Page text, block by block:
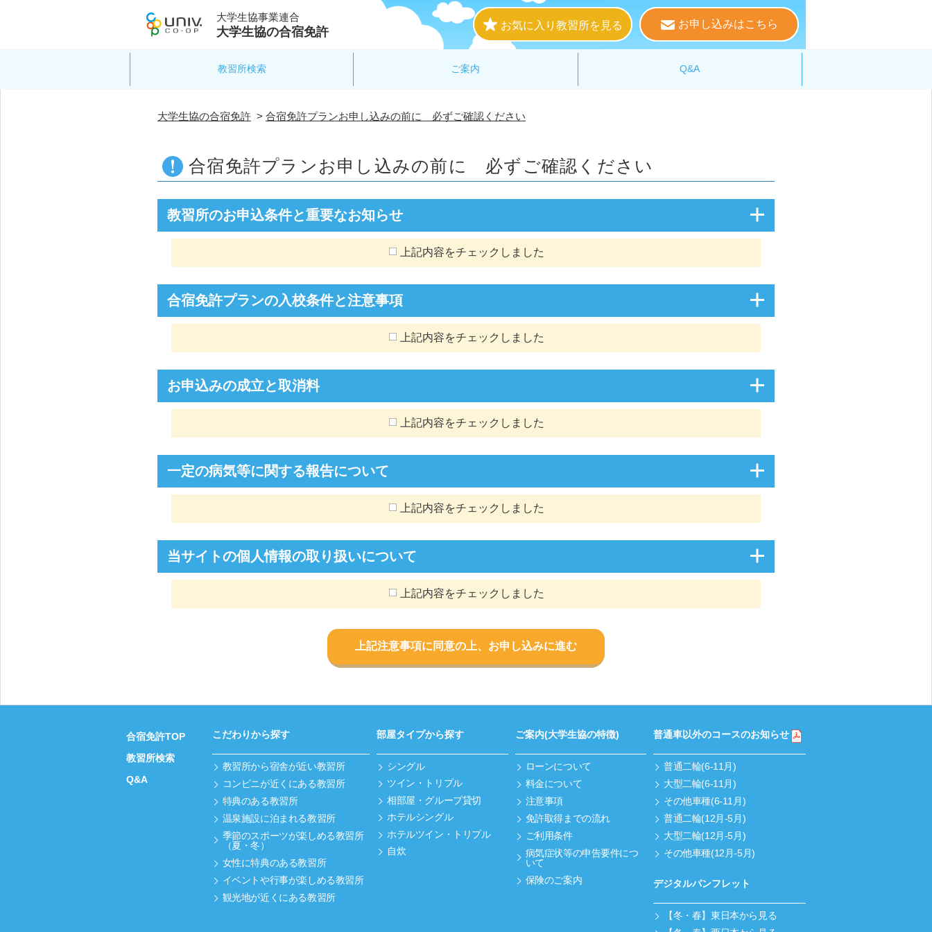
大学生協事業連合
大学生協の合宿免許 お気に入り教習所を見る お申し込みはこちら
教習所検索 ご案内 Q&A
大学生協の合宿免許 > 合宿免許プランお申し込みの前に 必ずご確認ください
合宿免許プランお申し込みの前に 必ずご確認ください
教習所のお申込条件と重要なお知らせ
上記内容をチェックしました
合宿免許プランの入校条件と注意事項
上記内容をチェックしました
お申込みの成立と取消料
上記内容をチェックしました
一定の病気等に関する報告について
上記内容をチェックしました
当サイトの個人情報の取り扱いについて
上記内容をチェックしました
上記注意事項に同意の上、お申し込みに進む
合宿免許TOP
教習所検索
Q&A
こだわりから探す
教習所から宿舎が近い教習所
コンビニが近くにある教習所
特典のある教習所
温泉施設に泊まれる教習所
季節のスポーツが楽しめる教習所
（夏・冬）
女性に特典のある教習所
イベントや行事が楽しめる教習所
観光地が近くにある教習所
部屋タイプから探す
シングル
ツイン・トリプル
相部屋・グループ貸切
ホテルシングル
ホテルツイン・トリプル
自炊
ご案内(大学生協の特徴)
ローンについて
料金について
注意事項
免許取得までの流れ
ご利用条件
病気症状等の申告要件につ
いて
保険のご案内
普通車以外のコースのお知らせ
普通二輪(6-11月)
大型二輪(6-11月)
その他車種(6-11月)
普通二輪(12月-5月)
大型二輪(12月-5月)
その他車種(12月-5月)
デジタルパンフレット
【冬・春】東日本から見る